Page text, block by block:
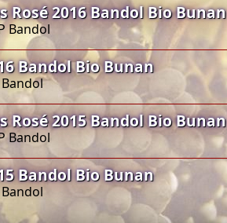
Rosé 2016 Bandol Bio Bunan
Bandol
Bandol Bio Bunan
Rosé 2015 Bandol Bio Bunan
Bandol
Bandol Bio Bunan